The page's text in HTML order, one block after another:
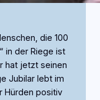
die 100
in der Riege ist
hat jetzt seinen
Jubilar lebt im
Hürden positiv